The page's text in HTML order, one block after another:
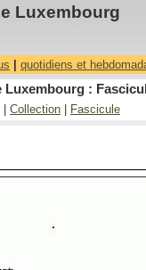
Luxembourg
quotidiens et
:
Collection Fascicule